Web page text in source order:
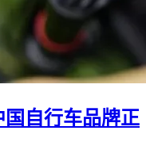
国自行车品牌正